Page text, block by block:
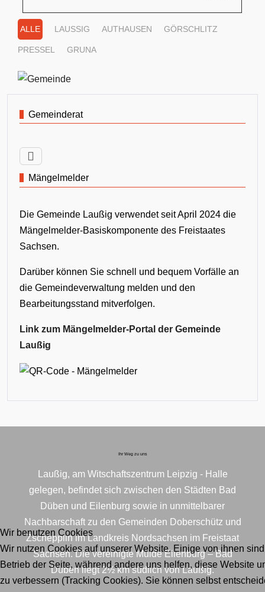
ALLE LAUSSIG AUTHAUSEN GÖRSCHLITZ
PRESSEL GRUNA
Gemeinderat
Mängelmelder
Die Gemeinde Laußig verwendet seit April 2024 die
Mängelmelder-Basiskomponente des Freistaates
Sachsen.
Darüber können Sie schnell und bequem Vorfälle an
die Gemeindeverwaltung melden und den
Bearbeitungsstand mitverfolgen.
Link zum Mängelmelder-Portal der Gemeinde
Laußig
Ihr Weg zu uns
Laußig, am Witschaftszentrum Leipzig - Halle
gelegen, befindet sich zwischen den Städten Bad
Düben und Eilenburg sowie in unmittelbarer
Nachbarschaft zu den Gemeinden Doberschütz und
Zschepplin im Landkreis Nordsachsen im Freistaat
Sachsen. Die vereinigte Mulde Eilenburg – Bad
Düben liegt 2½ km südlich von Laußig.
Wir benutzen Cookies
Wir nutzen Cookies auf unserer Website. Einige von ihnen
Betrieb der Seite, während andere uns helfen, diese Website
zu verbessern (Tracking Cookies). Sie können selbst